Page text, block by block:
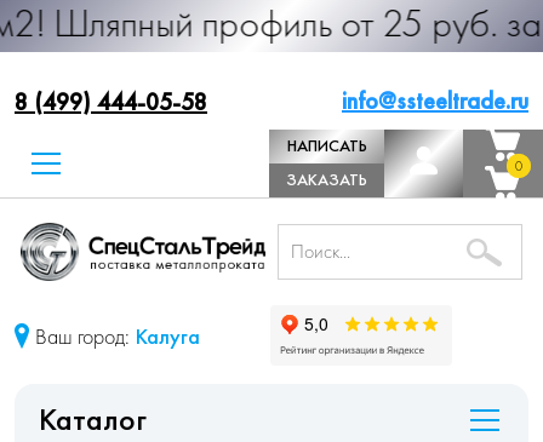
профиль от 25 руб. за м.п.
8 (499) 444-05-58 info@ssteeltrade.ru
НАПИСАТЬ
ДИРЕКТОРУ
ЗАКАЗАТЬ
ЗВОНОК
0
0
Ваш город: Калуга
Каталог